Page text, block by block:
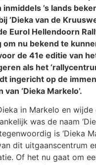
’s lands
‘Dieka van de
Eurol Hellendoorn
om nu bekend te
de 41e editie van
als het
ingericht op de
‘Dieka Markelo’.
in Markelo en wijde
was de naam
is ‘Dieka
dit uitgaanscentrum
Of het nu gaat om